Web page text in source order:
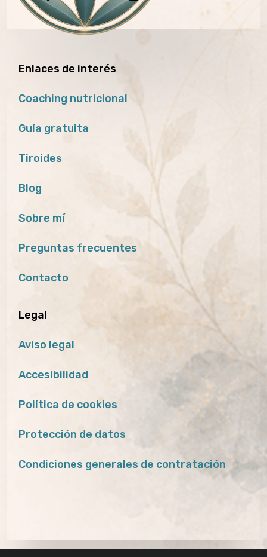
Enlaces de interés
Coaching nutricional
Guía gratuita
Tiroides
Blog
Sobre mí
Preguntas frecuentes
Contacto
Legal
Aviso legal
Accesibilidad
Política de cookies
Protección de datos
Condiciones generales de contratación